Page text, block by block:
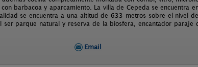
barbacoa y aparcamiento. La villa de Cepeda se encuentra
se encuentra a una altitud de 633 metros sobre el nivel
parque natural y reserva de la biosfera, encantador paraje
Email